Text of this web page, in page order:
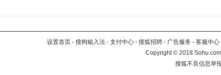
设置首页 - 搜狗输入法 - 支付中心 - 搜狐招聘 - 广告服务 - 客服中心
Copyright©2018
搜狐不良信息举